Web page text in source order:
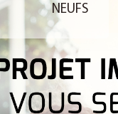
NEUFS